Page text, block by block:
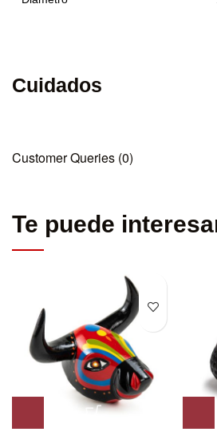
Cuidados
Customer Queries (0)
Te puede